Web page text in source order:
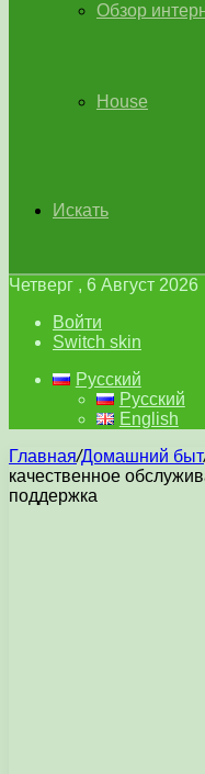
Обзор
House
Искать
Четверг , 6 Август 2026
Войти
Switch skin
Русский
Русский
English
Главная/Домашний быт
качественное
поддержка